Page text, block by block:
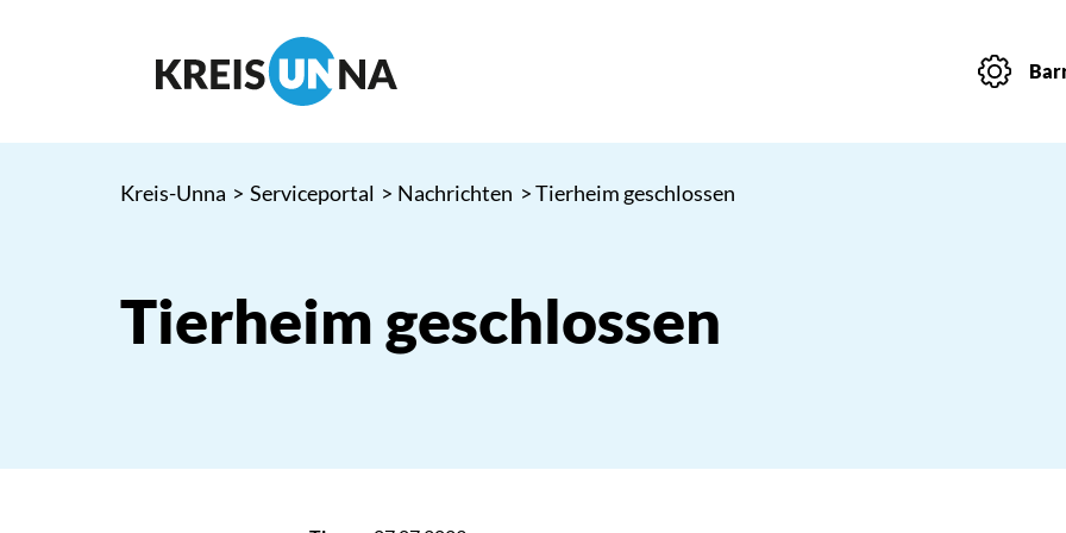
Kreis-Unna > Serviceportal > Nachrichten > Tierheim geschlossen
Tierheim geschlossen